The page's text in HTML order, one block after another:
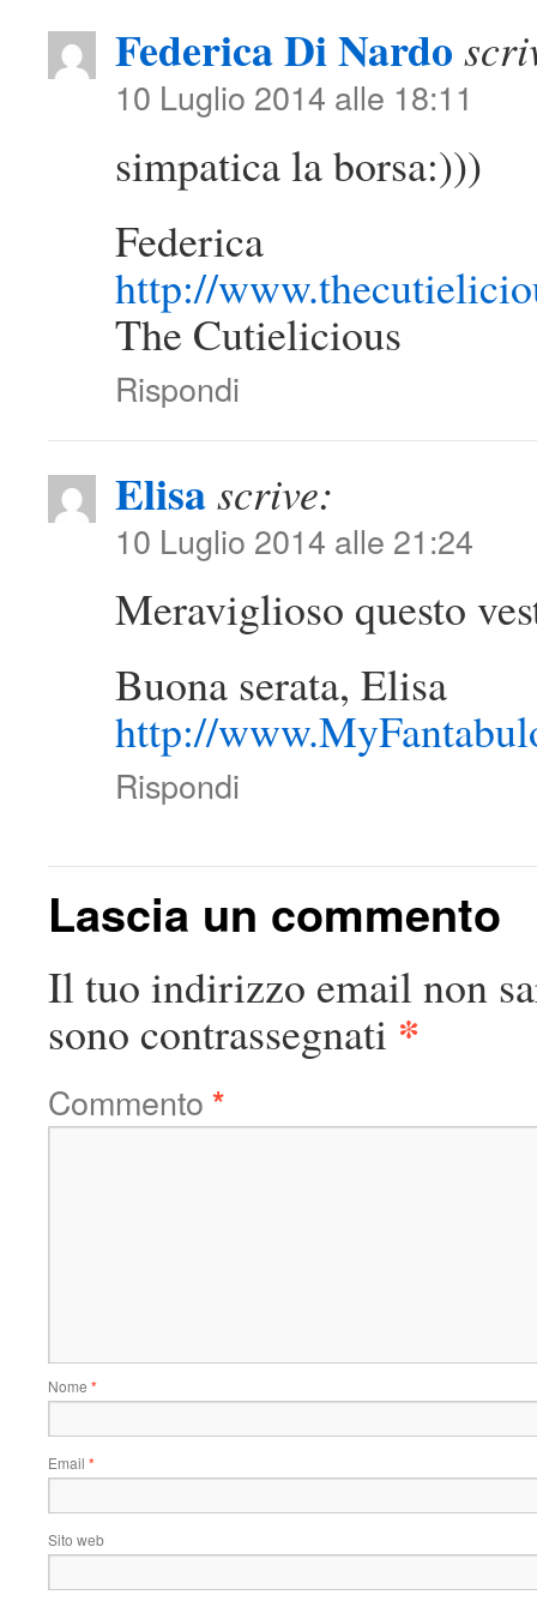
Federica Di Nardo
10 Luglio 2014 alle 18:11
simpatica la borsa:)))
Federica
http://
The Cutielicious
Rispondi
Elisascrive:
10 Luglio 2014 alle 21:24
Meraviglioso questo
Buona serata, Elisa
http://
Rispondi
Lascia un commento
Il tuo indirizzo email non
sono contrassegnati *
Commento *
Nome *
Email *
Sito web